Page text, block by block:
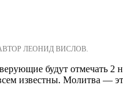
АВТОР ЛЕОНИД ВИСЛОВ.
будут отмечать 2
известны. Молитва —